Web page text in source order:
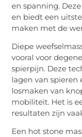
en spanning.
en biedt een
maken met de
Diepe
vooral voor
spierpijn. Deze
lagen van spieren
losmaken van
mobiliteit. Het is
resultaten zijn
Een hot stone